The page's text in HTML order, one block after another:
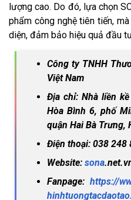
lượng cao. Do đó, lựa chọn
phẩm công nghệ tiên tiến,
diện, đảm bảo hiệu quả đầu
Công ty TNHH
Việt Nam
Địa chỉ: Nhà liền
Hòa Bình 6, phố
quận Hai Bà Trưng,
Điện thoại: 038 248
Website: sona
Fanpage: https://